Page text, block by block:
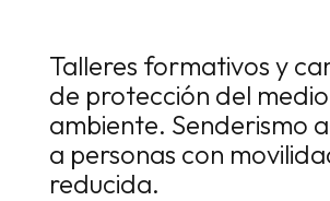
Talleres formativos y
de protección del medio
ambiente. Senderismo
a personas con
reducida.